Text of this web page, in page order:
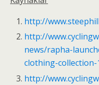
http://
http://
news/rapha-
clothing-collection-
http://